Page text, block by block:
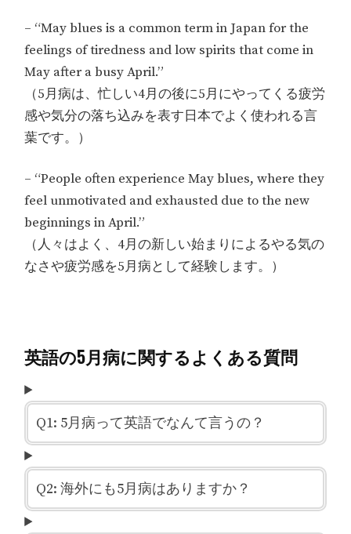
– “May blues is a common term in Japan for the
feelings of tiredness and low spirits that come in
May after a busy April.”
（5月病は、忙しい4月の後に5月にやってくる疲労
感や気分の落ち込みを表す日本でよく使われる言
葉です。）
– “People often experience May blues, where they
feel unmotivated and exhausted due to the new
beginnings in April.”
（人々はよく、4月の新しい始まりによるやる気の
なさや疲労感を5月病として経験します。）
英語の5月病に関するよくある質問
Q1: 5月病って英語でなんて言うの？
Q2: 海外にも5月病はありますか？